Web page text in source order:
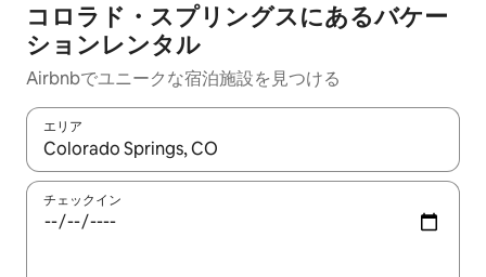
コロラド・スプリングスにあるバケー
ションレンタル
Airbnbでユニークな宿泊施設を見つける
エリア
検索結果が表示されたら、上下の矢印キーを使って移動するか
チェックイン